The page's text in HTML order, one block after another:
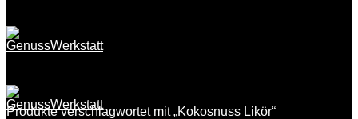
Produkte verschlagwortet mit „Kokosnuss Likör“